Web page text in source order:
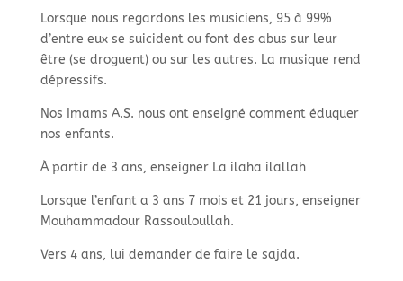
Lorsque nous regardons les musiciens, 95 à 99%
d’entre eux se suicident ou font des abus sur leur
être (se droguent) ou sur les autres. La musique rend
dépressifs.
Nos Imams A.S. nous ont enseigné comment éduquer
nos enfants.
À partir de 3 ans, enseigner La ilaha ilallah
Lorsque l’enfant a 3 ans 7 mois et 21 jours, enseigner
Mouhammadour Rassouloullah.
Vers 4 ans, lui demander de faire le sajda.